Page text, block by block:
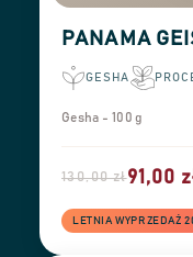
PANAMA
GESHA
Gesha - 100 g
130,00 zł91,00
LETNIA WYPRZEDAŻ